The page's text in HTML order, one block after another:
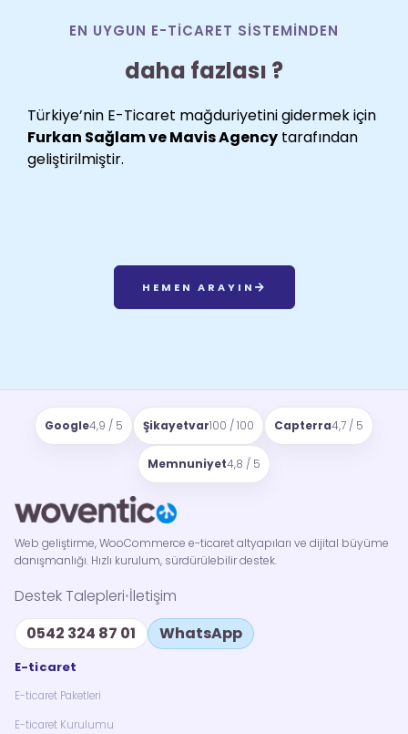
EN UYGUN E-TICARET SISTEMINDEN
daha fazlası ?
Türkiye’nin E-Ticaret mağduriyetini gidermek için
Furkan Sağlam ve Mavis Agency tarafından
geliştirilmiştir.
HEMEN ARAYIN
Google4,9 / 5 Şikayetvar100 / 100 Capterra4,7 / 5
Memnuniyet4,8 / 5
Web geliştirme, WooCommerce e-ticaret altyapıları ve dijital büyüme
danışmanlığı. Hızlı kurulum, sürdürülebilir destek.
Destek Talepleri•İletişim
0542 324 87 01
WhatsApp
E-ticaret
E-ticaret Paketleri
E-ticaret Kurulumu